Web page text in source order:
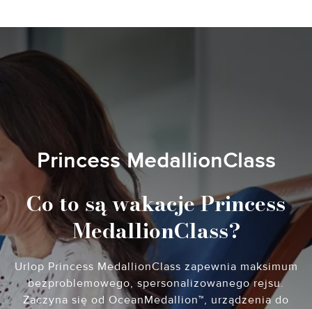
Princess MedallionClass
Co to są wakacje Princess
MedallionClass?
Urlop Princess MedallionClass zapewnia maksimum
bezproblemowego, spersonalizowanego rejsu.
Zaczyna się od OceanMedallion™, urządzenia do